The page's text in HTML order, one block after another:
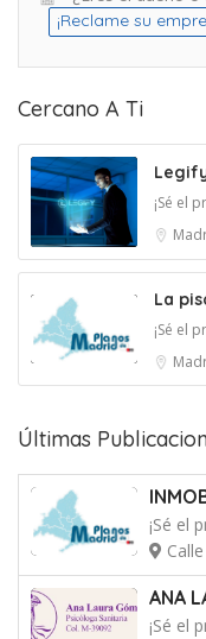
¡Reclame su
Cercano A Ti
¡Sé el
La
¡Sé el
Últimas
¡Sé el
ANA
¡Sé el